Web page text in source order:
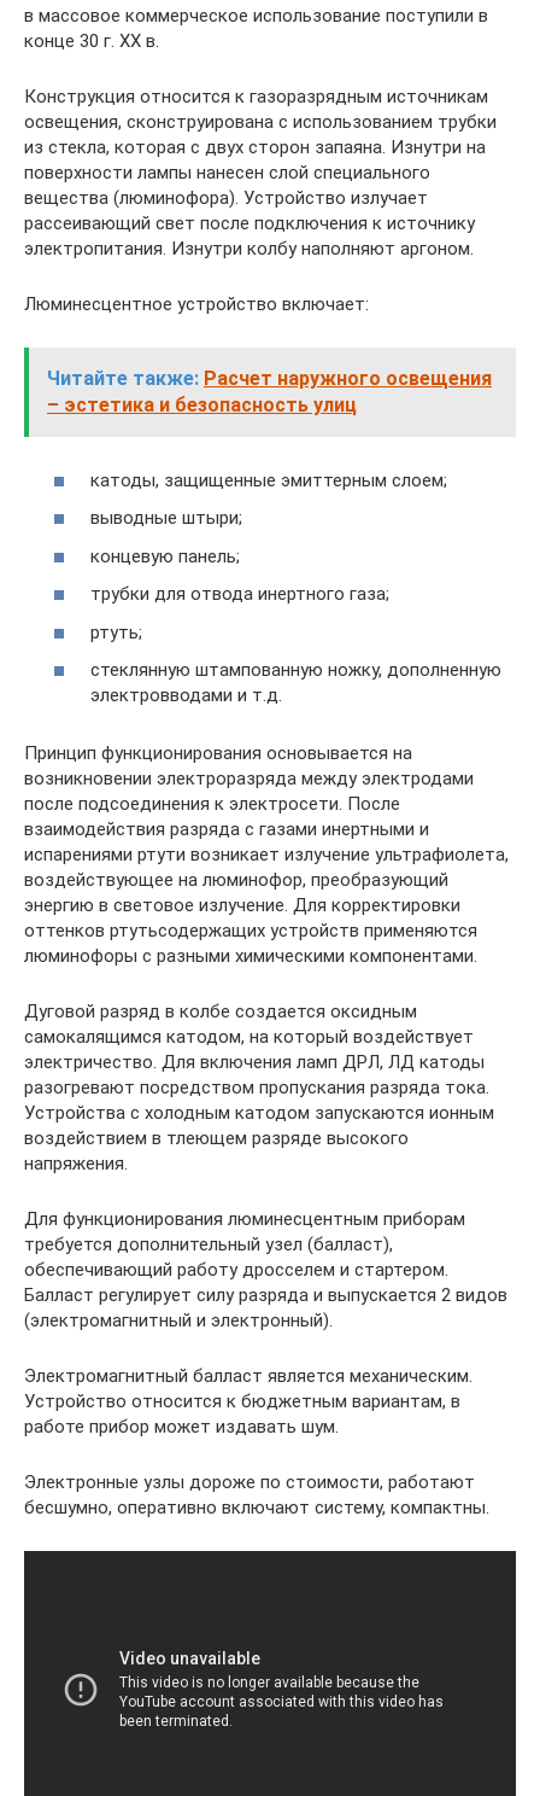
в массовое коммерческое использование поступили в
конце 30 г. XX в.
Конструкция относится к газоразрядным источникам
освещения, сконструирована с использованием трубки
из стекла, которая с двух сторон запаяна. Изнутри на
поверхности лампы нанесен слой специального
вещества (люминофора). Устройство излучает
рассеивающий свет после подключения к источнику
электропитания. Изнутри колбу наполняют аргоном.
Люминесцентное устройство включает:
Читайте также: Расчет наружного освещения
– эстетика и безопасность улиц
катоды, защищенные эмиттерным слоем;
выводные штыри;
концевую панель;
трубки для отвода инертного газа;
ртуть;
стеклянную штампованную ножку, дополненную
электровводами и т.д.
Принцип функционирования основывается на
возникновении электроразряда между электродами
после подсоединения к электросети. После
взаимодействия разряда с газами инертными и
испарениями ртути возникает излучение ультрафиолета,
воздействующее на люминофор, преобразующий
энергию в световое излучение. Для корректировки
оттенков ртутьсодержащих устройств применяются
люминофоры с разными химическими компонентами.
Дуговой разряд в колбе создается оксидным
самокалящимся катодом, на который воздействует
электричество. Для включения ламп ДРЛ, ЛД катоды
разогревают посредством пропускания разряда тока.
Устройства с холодным катодом запускаются ионным
воздействием в тлеющем разряде высокого
напряжения.
Для функционирования люминесцентным приборам
требуется дополнительный узел (балласт),
обеспечивающий работу дросселем и стартером.
Балласт регулирует силу разряда и выпускается 2 видов
(электромагнитный и электронный).
Электромагнитный балласт является механическим.
Устройство относится к бюджетным вариантам, в
работе прибор может издавать шум.
Электронные узлы дороже по стоимости, работают
бесшумно, оперативно включают систему, компактны.